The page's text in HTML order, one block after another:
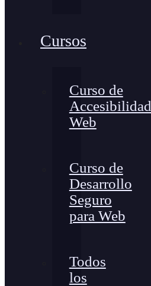
Cursos
Curso de
Accesibilidad
Web
Curso de
Desarrollo
Seguro
para Web
Todos
los